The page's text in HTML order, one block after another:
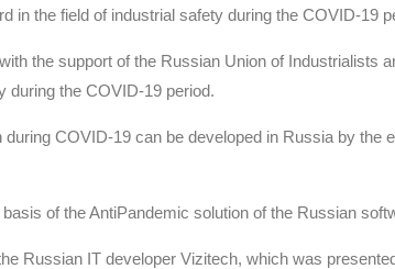
in the field of industrial safety during the COVID-19
the support of the Russian Union of
during the COVID-19 period.
COVID-19 can be developed in Russia by
of the AntiPandemic solution of the Russian
Russian IT developer Vizitech, which was